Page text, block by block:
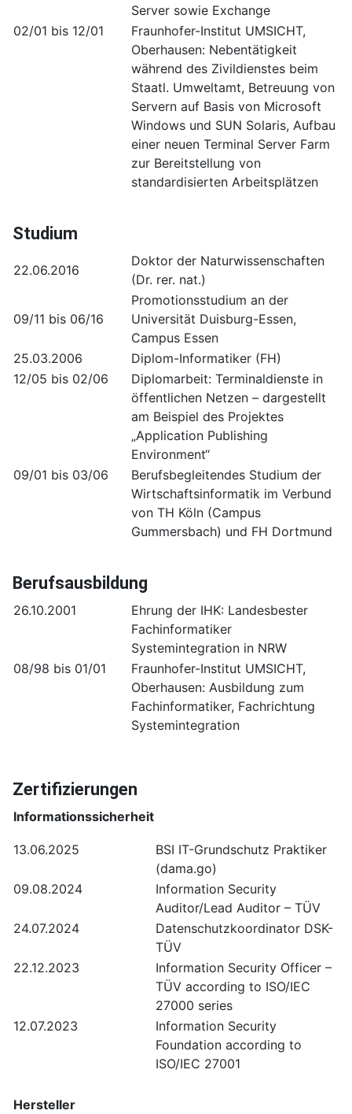
Server sowie Exchange
02/01 bis 12/01
Fraunhofer-Institut UMSICHT,
Oberhausen: Nebentätigkeit
während des Zivildienstes beim
Staatl. Umweltamt, Betreuung von
Servern auf Basis von Microsoft
Windows und SUN Solaris, Aufbau
einer neuen Terminal Server Farm
zur Bereitstellung von
standardisierten Arbeitsplätzen
Studium
22.06.2016
Doktor der Naturwissenschaften
(Dr. rer. nat.)
09/11 bis 06/16
Promotionsstudium an der
Universität Duisburg-Essen,
Campus Essen
25.03.2006
Diplom-Informatiker (FH)
12/05 bis 02/06
Diplomarbeit: Terminaldienste in
öffentlichen Netzen – dargestellt
am Beispiel des Projektes
„Application Publishing
Environment“
09/01 bis 03/06
Berufsbegleitendes Studium der
Wirtschaftsinformatik im Verbund
von TH Köln (Campus
Gummersbach) und FH Dortmund
Berufsausbildung
26.10.2001
Ehrung der IHK: Landesbester
Fachinformatiker
Systemintegration in NRW
08/98 bis 01/01
Fraunhofer-Institut UMSICHT,
Oberhausen: Ausbildung zum
Fachinformatiker, Fachrichtung
Systemintegration
Zertifizierungen
Informationssicherheit
13.06.2025
BSI IT-Grundschutz Praktiker
(dama.go)
09.08.2024
Information Security
Auditor/Lead Auditor – TÜV
24.07.2024
Datenschutzkoordinator DSK-
TÜV
22.12.2023
Information Security Officer –
TÜV according to ISO/IEC
27000 series
12.07.2023
Information Security
Foundation according to
ISO/IEC 27001
Hersteller